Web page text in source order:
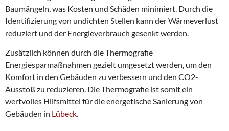
Baumängeln, was Kosten und Schäden minimiert. Durch die
Identifizierung von undichten Stellen kann der Wärmeverlust
reduziert und der Energieverbrauch gesenkt werden.
Zusätzlich können durch die Thermografie
Energiesparmaßnahmen gezielt umgesetzt werden, um den
Komfort in den Gebäuden zu verbessern und den CO2-
Ausstoß zu reduzieren. Die Thermografie ist somit ein
wertvolles Hilfsmittel für die energetische Sanierung von
Gebäuden in Lübeck.